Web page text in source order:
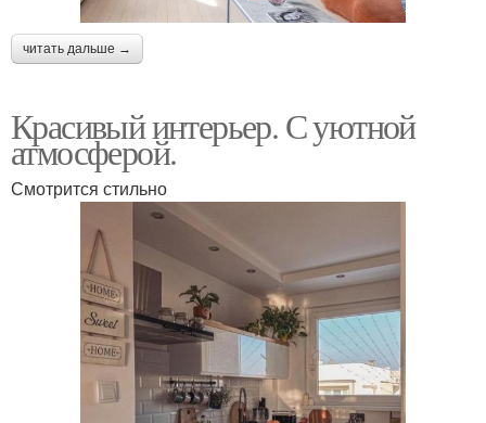
читать дальше →
Красивый интерьер. С уютной
атмосферой.
Смотрится стильно